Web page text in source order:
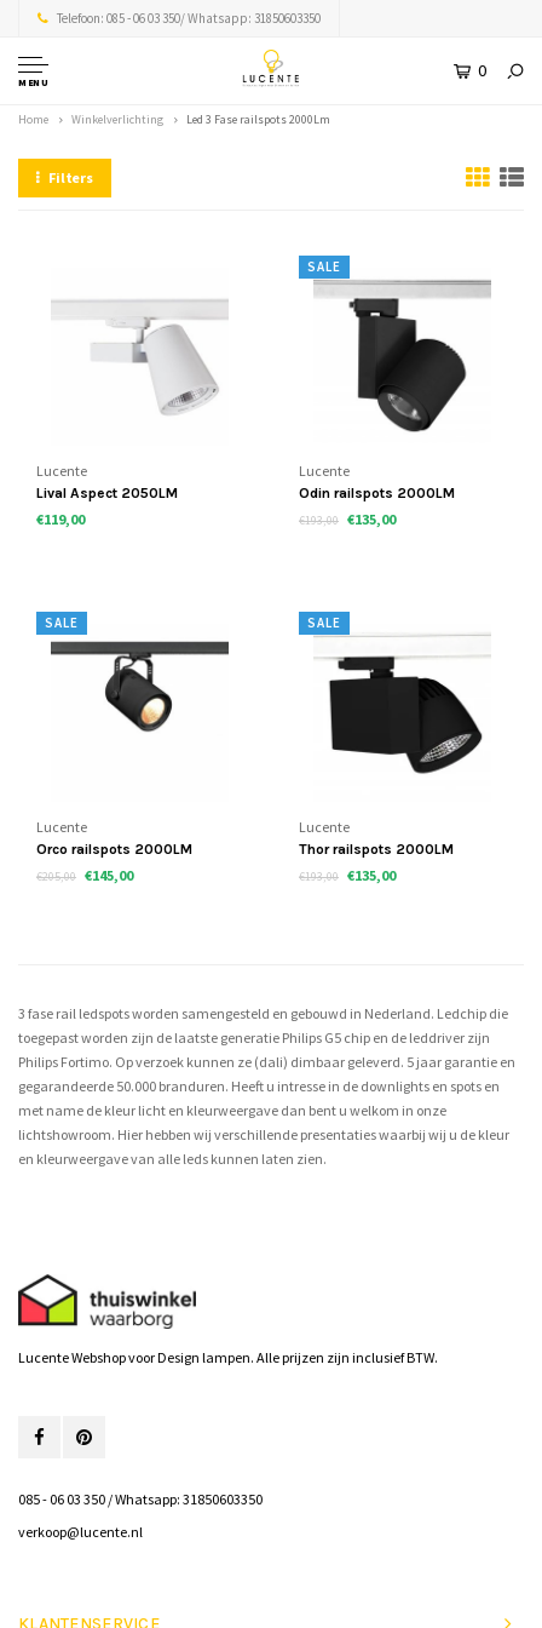
Telefoon: 085 - 06 03 350/ Whatsapp: 31850603350
MENU
0
Home Winkelverlichting Led 3 Fase railspots 2000Lm
Filters
Lucente
Lival Aspect 2050LM
€119,00
SALE
Lucente
Odin railspots 2000LM
€193,00 €135,00
SALE
Lucente
Orco railspots 2000LM
€205,00 €145,00
SALE
Lucente
Thor railspots 2000LM
€193,00 €135,00
3 fase rail ledspots worden samengesteld en gebouwd in Nederland. Ledchip die
toegepast worden zijn de laatste generatie Philips G5 chip en de leddriver zijn
Philips Fortimo. Op verzoek kunnen ze (dali) dimbaar geleverd. 5 jaar garantie en
gegarandeerde 50.000 branduren. Heeft u intresse in de downlights en spots en
met name de kleur licht en kleurweergave dan bent u welkom in onze
lichtshowroom. Hier hebben wij verschillende presentaties waarbij wij u de kleur
en kleurweergave van alle leds kunnen laten zien.
Lucente Webshop voor Design lampen. Alle prijzen zijn inclusief BTW.
085 - 06 03 350 / Whatsapp: 31850603350
verkoop@lucente.nl
KLANTENSERVICE